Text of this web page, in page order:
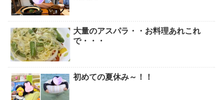
大量のアスパラ・・お料理あれこれ
で・・・
初めての夏休み～！！